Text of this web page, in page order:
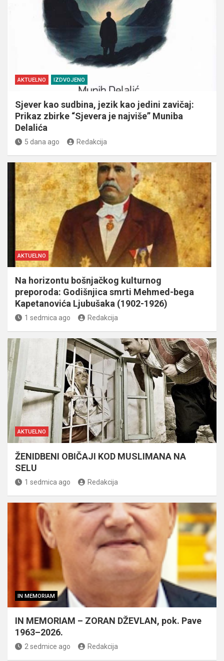
AKTUELNO IZDVOJENO
Sjever kao sudbina, jezik kao jedini zavičaj:
Prikaz zbirke “Sjevera je najviše” Muniba
Delalića
5 dana ago Redakcija
AKTUELNO
Na horizontu bošnjačkog kulturnog
preporoda: Godišnjica smrti Mehmed-bega
Kapetanovića Ljubušaka (1902-1926)
1 sedmica ago Redakcija
AKTUELNO
ŽENIDBENI OBIČAJI KOD MUSLIMANA NA
SELU
1 sedmica ago Redakcija
IN MEMORIAM
IN MEMORIAM – ZORAN DŽEVLAN, pok. Pave
1963–2026.
2 sedmice ago Redakcija